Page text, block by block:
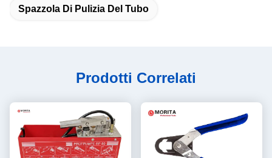
Spazzola Di Pulizia Del Tubo
Prodotti Correlati